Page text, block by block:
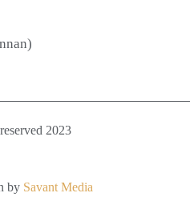
2023
by Savant Media